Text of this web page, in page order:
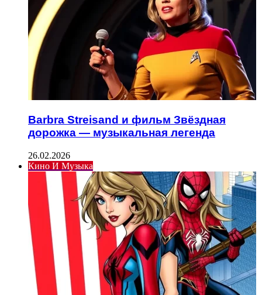
Barbra Streisand и фильм Звёздная
дорожка — музыкальная легенда
26.02.2026
Кино И Музыка